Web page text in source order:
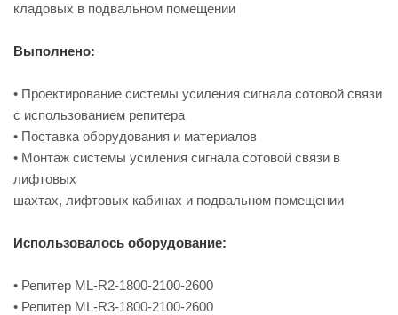
кладовых в подвальном помещении
Выполнено:
• Проектирование системы усиления сигнала сотовой связи
с использованием репитера
• Поставка оборудования и материалов
• Монтаж системы усиления сигнала сотовой связи в
лифтовых
шахтах, лифтовых кабинах и подвальном помещении
Использовалось оборудование:
• Репитер ML-R2-1800-2100-2600
• Репитер ML-R3-1800-2100-2600